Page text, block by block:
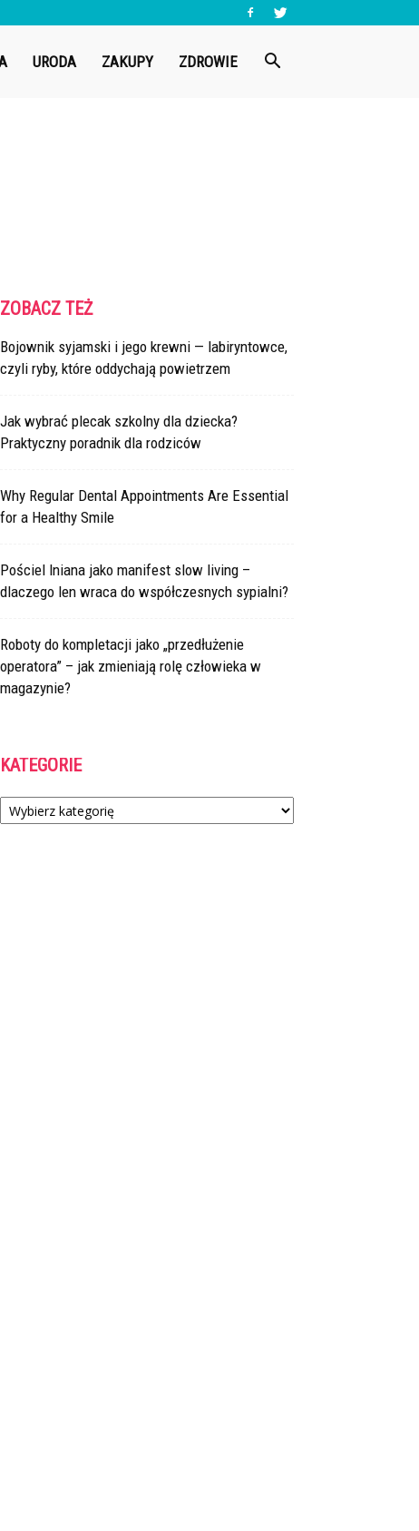
URODA ZAKUPY ZDROWIE
ZOBACZ TEŻ
Bojownik syjamski i jego krewni — labiryntowce,
czyli ryby, które oddychają powietrzem
Jak wybrać plecak szkolny dla dziecka?
Praktyczny poradnik dla rodziców
Why Regular Dental Appointments Are Essential
for a Healthy Smile
Pościel lniana jako manifest slow living –
dlaczego len wraca do współczesnych sypialni?
Roboty do kompletacji jako „przedłużenie
operatora” – jak zmieniają rolę człowieka w
magazynie?
KATEGORIE
Kategorie